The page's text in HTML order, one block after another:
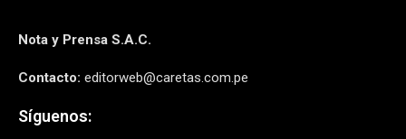
Nota y Prensa S.A.C.
Contacto: editorweb@caretas.com.pe
Síguenos: